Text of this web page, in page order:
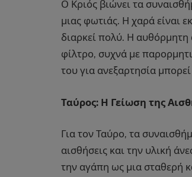
Ο Κριός βιώνει τα
μιας φωτιάς. Η χαρά είναι
διαρκεί πολύ. Η αυθόρμητη
φίλτρο, συχνά με
του για ανεξαρτησία
Ταύρος: Η Γείωση της
Για τον Ταύρο, τα
αισθήσεις και την υλική
την αγάπη ως μια σταθερή